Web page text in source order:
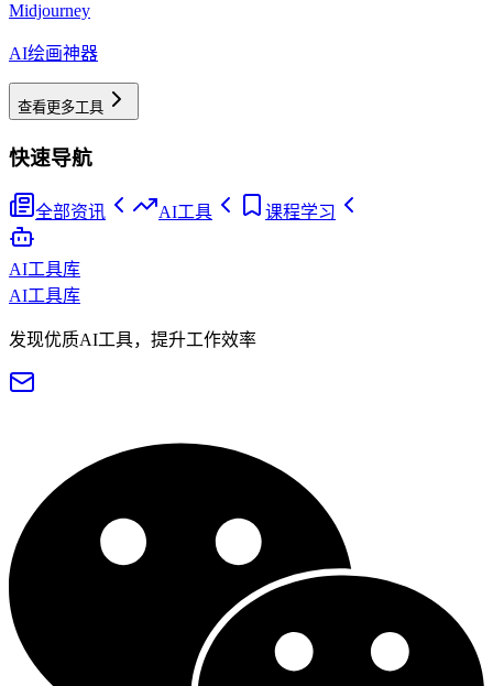
Midjourney
AI绘画神器
查看更多工具
快速导航
全部资讯 AI工具 课程学习
AI工具库
AI工具库
发现优质AI工具，提升工作效率